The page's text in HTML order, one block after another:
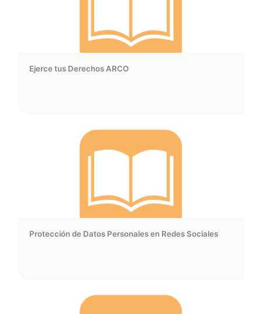
Ejerce tus Derechos ARCO
Protección de Datos Personales en Redes Sociales